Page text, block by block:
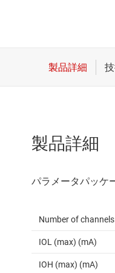
製品詳細
Number of channels
IOL (max) (mA)
IOH (max) (mA)